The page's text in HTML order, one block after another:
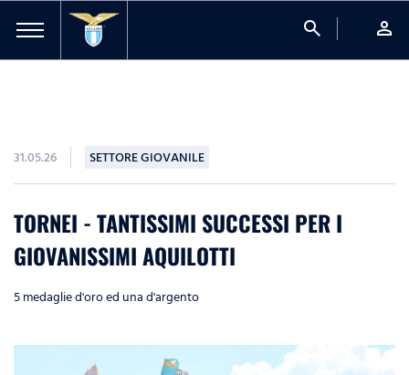
search person
31.05.26 SETTORE GIOVANILE
TORNEI - TANTISSIMI SUCCESSI PER I
GIOVANISSIMI AQUILOTTI
5 medaglie d'oro ed una d'argento